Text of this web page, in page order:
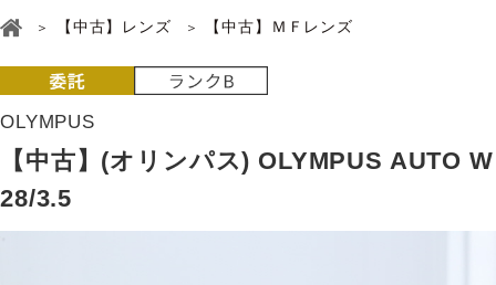
【中古】レンズ 【中古】ＭＦレンズ
OLYMPUS
【中古】(オリンパス) OLYMPUS AUTO W
28/3.5